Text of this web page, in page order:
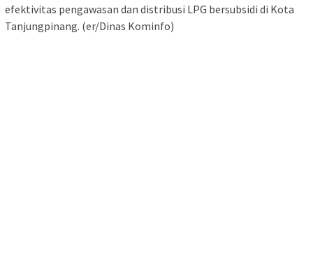
efektivitas pengawasan dan distribusi LPG bersubsidi di Kota
Tanjungpinang. (er/Dinas Kominfo)